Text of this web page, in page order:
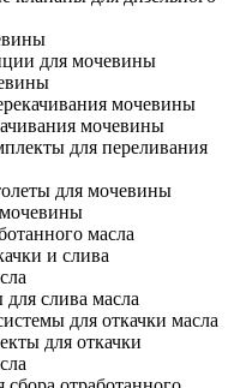
для мочевины
мочевины
мочевины
для переливания
для мочевины
масла
и слива
слива масла
для откачки масла
для откачки